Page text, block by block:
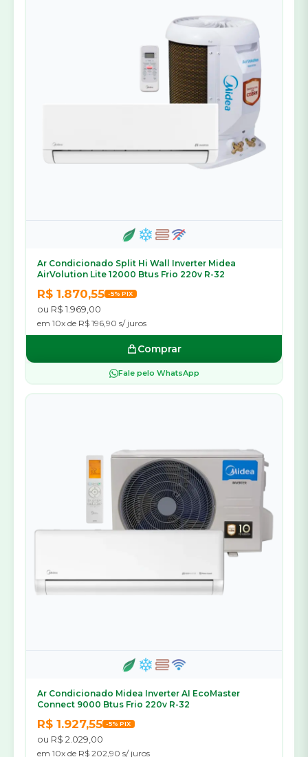
Ar Condicionado Split Hi Wall Inverter Midea
AirVolution Lite 12000 Btus Frio 220v R-32
R$ 1.870,55 -5% PIX
ou R$ 1.969,00
em 10x de R$ 196,90 s/ juros
Comprar
Fale pelo WhatsApp
Ar Condicionado Midea Inverter AI EcoMaster
Connect 9000 Btus Frio 220v R-32
R$ 1.927,55 -5% PIX
ou R$ 2.029,00
em 10x de R$ 202,90 s/ juros